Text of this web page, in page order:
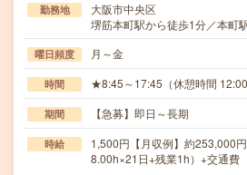
勤務地
大阪市中央区
堺筋本町駅から徒歩1分／本町
曜日頻度 月～金
時間 ★8:45～17:45（休憩時間 12:00
期間 【急募】即日～長期
時給
1,500円【月収例】約253,000
8.00h×21日+残業1h）+交通費